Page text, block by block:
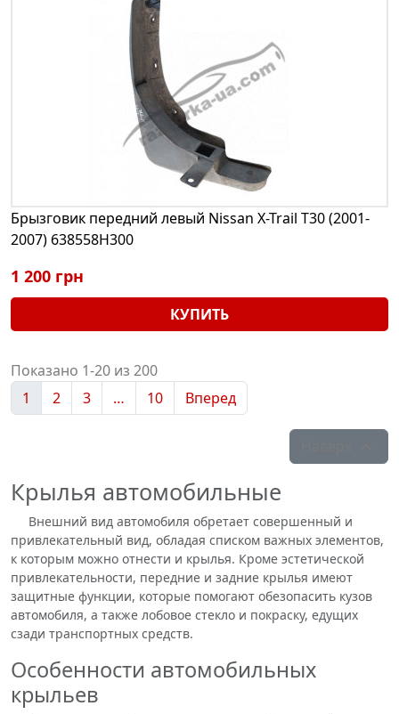
Брызговик передний левый Nissan X-Trail T30 (2001-
2007) 638558H300
1 200 грн
КУПИТЬ
Показано 1-20 из 200
1
2 3 … 10 Вперед
Крылья автомобильные
Внешний вид автомобиля обретает совершенный и
привлекательный вид, обладая списком важных элементов,
к которым можно отнести и крылья. Кроме эстетической
привлекательности, передние и задние крылья имеют
защитные функции, которые помогают обезопасить кузов
автомобиля, а также лобовое стекло и покраску, едущих
сзади транспортных средств.
Особенности автомобильных
крыльев